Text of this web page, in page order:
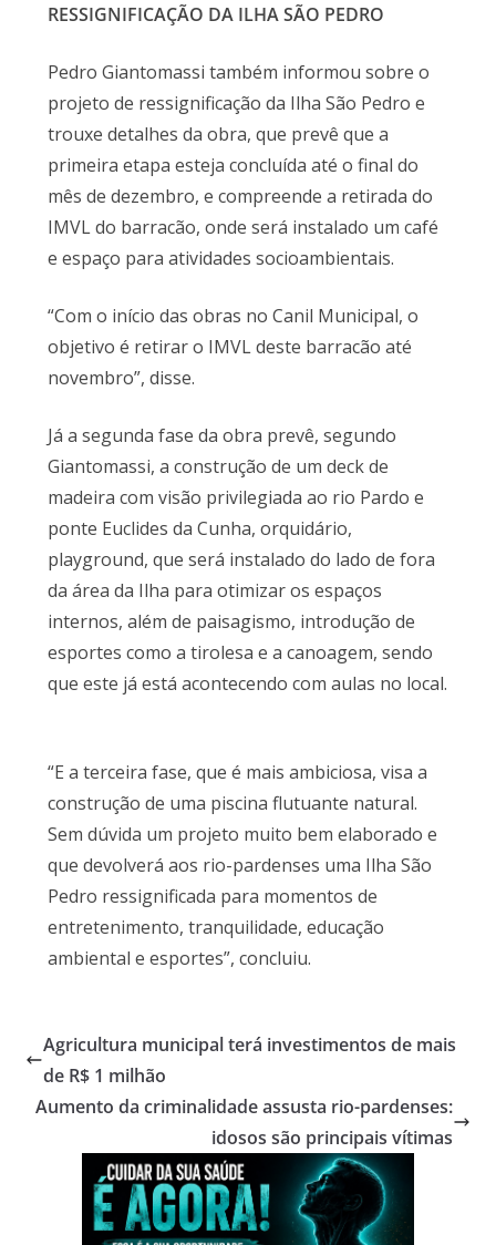
RESSIGNIFICAÇÃO DA ILHA SÃO PEDRO
Pedro Giantomassi também informou sobre o
projeto de ressignificação da Ilha São Pedro e
trouxe detalhes da obra, que prevê que a
primeira etapa esteja concluída até o final do
mês de dezembro, e compreende a retirada do
IMVL do barracão, onde será instalado um café
e espaço para atividades socioambientais.
“Com o início das obras no Canil Municipal, o
objetivo é retirar o IMVL deste barracão até
novembro”, disse.
Já a segunda fase da obra prevê, segundo
Giantomassi, a construção de um deck de
madeira com visão privilegiada ao rio Pardo e
ponte Euclides da Cunha, orquidário,
playground, que será instalado do lado de fora
da área da Ilha para otimizar os espaços
internos, além de paisagismo, introdução de
esportes como a tirolesa e a canoagem, sendo
que este já está acontecendo com aulas no local.
“E a terceira fase, que é mais ambiciosa, visa a
construção de uma piscina flutuante natural.
Sem dúvida um projeto muito bem elaborado e
que devolverá aos rio-pardenses uma Ilha São
Pedro ressignificada para momentos de
entretenimento, tranquilidade, educação
ambiental e esportes”, concluiu.
Agricultura municipal terá investimentos de mais
de R$ 1 milhão
Aumento da criminalidade assusta rio-pardenses:
idosos são principais vítimas